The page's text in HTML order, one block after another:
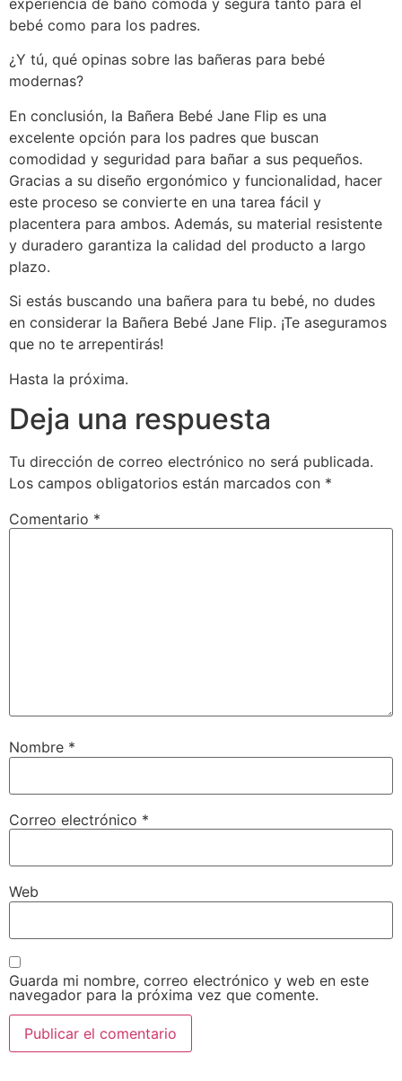
experiencia de baño cómoda y segura tanto para el
bebé como para los padres.
¿Y tú, qué opinas sobre las bañeras para bebé
modernas?
En conclusión, la Bañera Bebé Jane Flip es una
excelente opción para los padres que buscan
comodidad y seguridad para bañar a sus pequeños.
Gracias a su diseño ergonómico y funcionalidad, hacer
este proceso se convierte en una tarea fácil y
placentera para ambos. Además, su material resistente
y duradero garantiza la calidad del producto a largo
plazo.
Si estás buscando una bañera para tu bebé, no dudes
en considerar la Bañera Bebé Jane Flip. ¡Te aseguramos
que no te arrepentirás!
Hasta la próxima.
Deja una respuesta
Tu dirección de correo electrónico no será publicada.
Los campos obligatorios están marcados con *
Comentario *
Nombre *
Correo electrónico *
Web
Guarda mi nombre, correo electrónico y web en este
navegador para la próxima vez que comente.